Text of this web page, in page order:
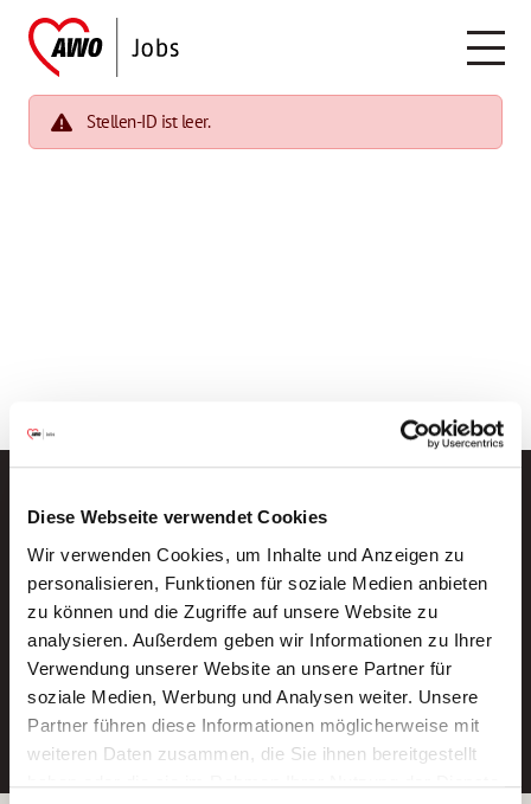
Diese Webseite verwendet Cookies
Wir verwenden Cookies, um Inhalte und Anzeigen zu
personalisieren, Funktionen für soziale Medien anbieten
zu können und die Zugriffe auf unsere Website zu
analysieren. Außerdem geben wir Informationen zu Ihrer
Verwendung unserer Website an unsere Partner für
soziale Medien, Werbung und Analysen weiter. Unsere
Partner führen diese Informationen möglicherweise mit
weiteren Daten zusammen, die Sie ihnen bereitgestellt
Stellen-ID ist leer.
Neue Stellen per E-Mail.
Ein kostenloser Service von AWO
Jobs.
E-Mail-Adresse eintragen